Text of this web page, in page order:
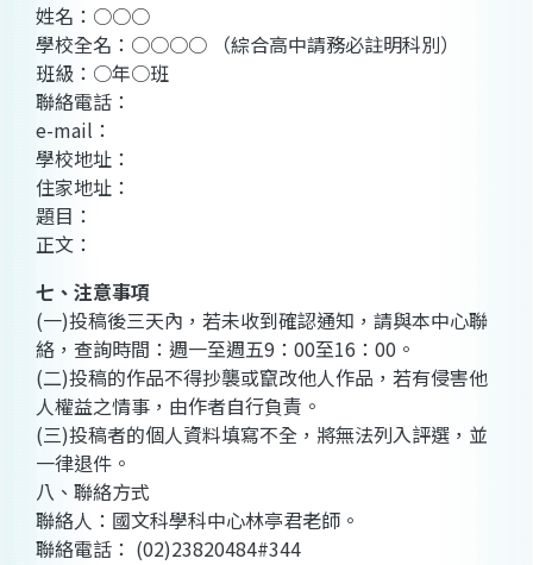
姓名：○○○
學校全名：○○○○ （綜合高中請務必註明科別）
班級：○年○班
聯絡電話：
e-mail：
學校地址：
住家地址：
題目：
正文：
七、注意事項
(一)投稿後三天內，若未收到確認通知，請與本中心聯
絡，查詢時間：週一至週五9：00至16：00。
(二)投稿的作品不得抄襲或竄改他人作品，若有侵害他
人權益之情事，由作者自行負責。
(三)投稿者的個人資料填寫不全，將無法列入評選，並
一律退件。
八、聯絡方式
聯絡人：國文科學科中心林亭君老師。
聯絡電話： (02)23820484#344